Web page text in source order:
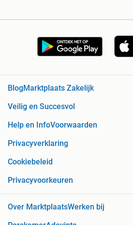
BlogMarktplaats Zakelijk
Veilig en Succesvol
Help en InfoVoorwaarden
Privacyverklaring
Cookiebeleid
Privacyvoorkeuren
Over MarktplaatsWerken bij